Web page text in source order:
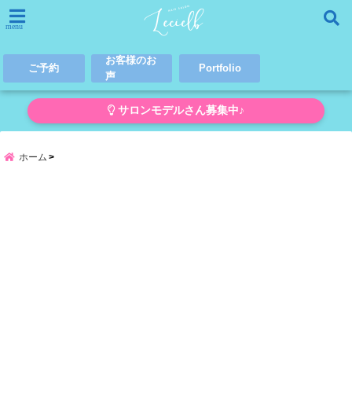
menu
ご予約
お客様のお
声
Portfolio
サロンモデルさん募集中♪
ホーム